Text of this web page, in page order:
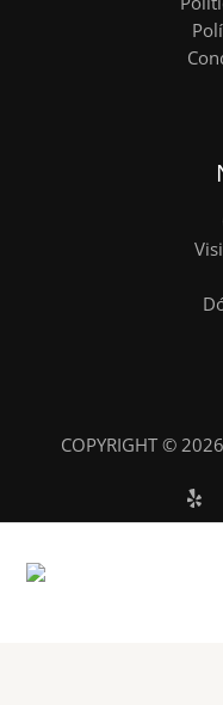
COPYRIGHT ©